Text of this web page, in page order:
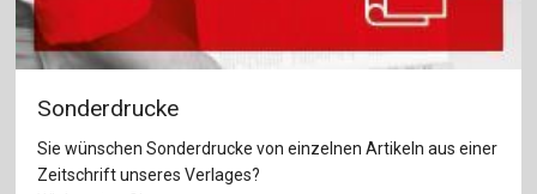
Sonderdrucke
Sie wünschen Sonderdrucke von einzelnen Artikeln aus einer
Zeitschrift unseres Verlages?